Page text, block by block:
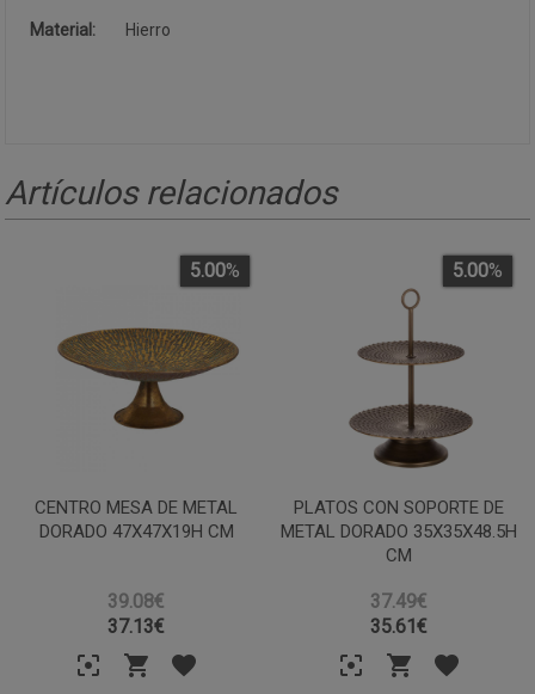
Material: Hierro
Artículos relacionados
CENTRO MESA DE METAL
DORADO 47X47X19H CM
39.08€
5.00%
37.13€
PLATOS CON SOPORTE DE
METAL DORADO 35X35X48.5H
CM
37.49€
5.00%
35.61€